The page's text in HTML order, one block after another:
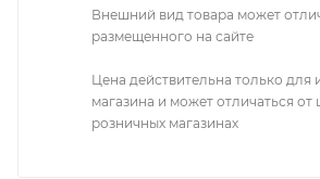
Внешний вид товара может
размещенного на сайте
Цена действительна только для
магазина и может отличаться от
розничных магазинах